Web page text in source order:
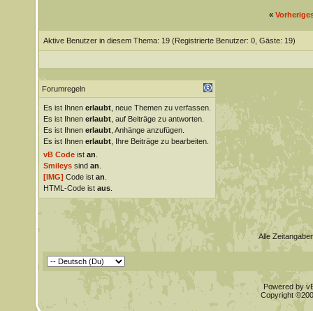
«
Aktive Benutzer in diesem Thema: 19 (Registrierte Benutzer: 0, Gäste: 19)
Forumregeln
Es ist Ihnen erlaubt, neue Themen zu verfassen.
Es ist Ihnen erlaubt, auf Beiträge zu antworten.
Es ist Ihnen erlaubt, Anhänge anzufügen.
Es ist Ihnen erlaubt, Ihre Beiträge zu bearbeiten.
vB Codeist an
Smileyssind an
[IMG] Code ist an
HTML-Code ist aus.
Alle
Powered by
Copyright